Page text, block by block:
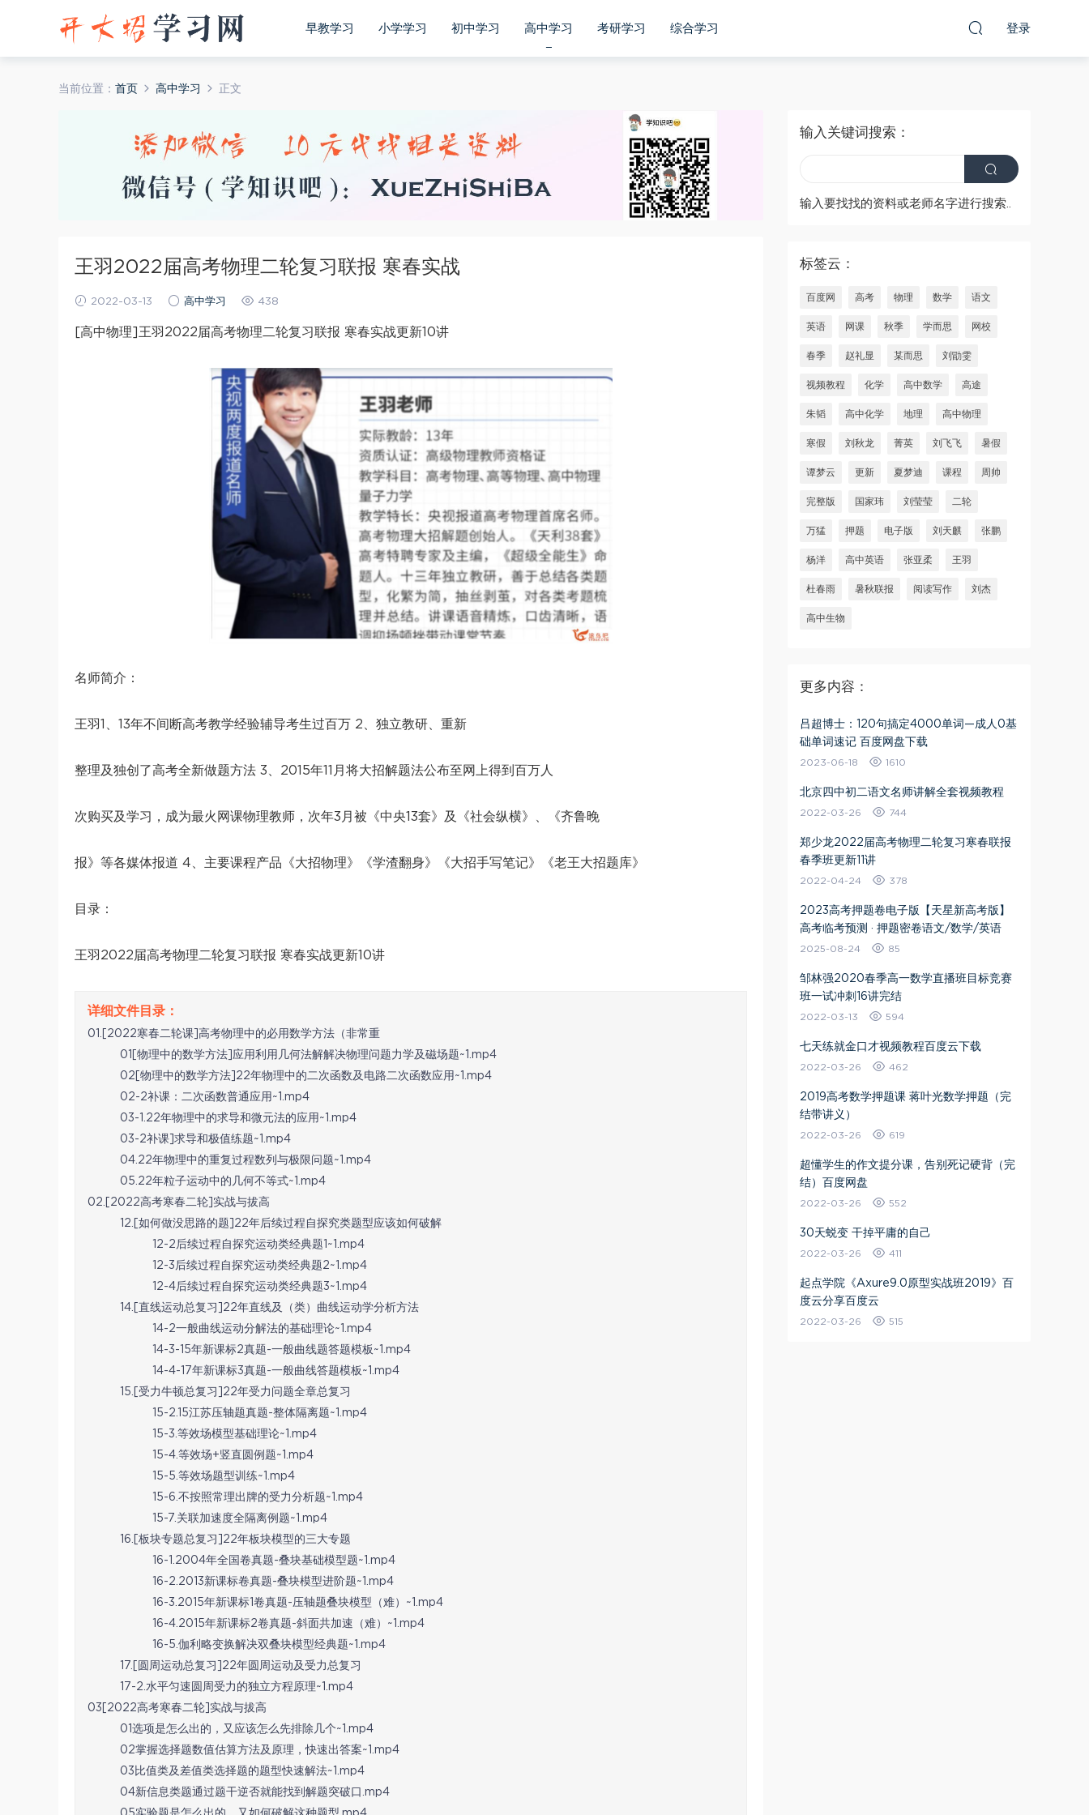
早教学习 小学学习 初中学习 高中学习 考研学习 综合学习 登录
当前位置： 首页 高中学习 正文
王羽2022届高考物理二轮复习联报 寒春实战
2022-03-13 高中学习 438
[高中物理]王羽2022届高考物理二轮复习联报 寒春实战更新10讲
名师简介：
王羽1、13年不间断高考教学经验辅导考生过百万 2、独立教研、重新
整理及独创了高考全新做题方法 3、2015年11月将大招解题法公布至网上得到百万人
次购买及学习，成为最火网课物理教师，次年3月被《中央13套》及《社会纵横》、《齐鲁晚
报》等各媒体报道 4、主要课程产品《大招物理》《学渣翻身》《大招手写笔记》《老王大招题库》
目录：
王羽2022届高考物理二轮复习联报 寒春实战更新10讲
01.[2022寒春二轮课]高考物理中的必用数学方法（非常重
01[物理中的数学方法]应用利用几何法解解决物理问题力学及磁场题~1.mp4
02[物理中的数学方法]22年物理中的二次函数及电路二次函数应用~1.mp4
02-2补课：二次函数普通应用~1.mp4
03-1.22年物理中的求导和微元法的应用~1.mp4
03-2补课]求导和极值练题~1.mp4
04.22年物理中的重复过程数列与极限问题~1.mp4
05.22年粒子运动中的几何不等式~1.mp4
02.[2022高考寒春二轮]实战与拔高
12.[如何做没思路的题]22年后续过程自探究类题型应该如何破解
12-2后续过程自探究运动类经典题1~1.mp4
12-3后续过程自探究运动类经典题2~1.mp4
12-4后续过程自探究运动类经典题3~1.mp4
14.[直线运动总复习]22年直线及（类）曲线运动学分析方法
14-2一般曲线运动分解法的基础理论~1.mp4
14-3-15年新课标2真题-一般曲线题答题模板~1.mp4
14-4-17年新课标3真题-一般曲线答题模板~1.mp4
15.[受力牛顿总复习]22年受力问题全章总复习
15-2.15江苏压轴题真题-整体隔离题~1.mp4
15-3.等效场模型基础理论~1.mp4
15-4.等效场+竖直圆例题~1.mp4
15-5.等效场题型训练~1.mp4
15-6.不按照常理出牌的受力分析题~1.mp4
15-7.关联加速度全隔离例题~1.mp4
16.[板块专题总复习]22年板块模型的三大专题
16-1.2004年全国卷真题-叠块基础模型题~1.mp4
16-2.2013新课标卷真题-叠块模型进阶题~1.mp4
16-3.2015年新课标1卷真题-压轴题叠块模型（难）~1.mp4
16-4.2015年新课标2卷真题-斜面共加速（难）~1.mp4
16-5.伽利略变换解决双叠块模型经典题~1.mp4
17.[圆周运动总复习]22年圆周运动及受力总复习
17-2.水平匀速圆周受力的独立方程原理~1.mp4
03[2022高考寒春二轮]实战与拔高
01选项是怎么出的，又应该怎么先排除几个~1.mp4
02掌握选择题数值估算方法及原理，快速出答案~1.mp4
03比值类及差值类选择题的题型快速解法~1.mp4
04新信息类题通过题干逆否就能找到解题突破口.mp4
输入关键词搜索：
输入要找找的资料或老师名字进行搜索..
标签云：
百度网 高考 物理 数学 语文
英语 网课 秋季 学而思 网校
春季 赵礼显 某而思 刘勖雯
视频教程 化学 高中数学 高途
朱韬 高中化学 地理 高中物理
寒假 刘秋龙 菁英 刘飞飞 暑假
谭梦云 更新 夏梦迪 课程 周帅
完整版 国家玮 刘莹莹 二轮
万猛 押题 电子版 刘天麒 张鹏
杨洋 高中英语 张亚柔 王羽
杜春雨 暑秋联报 阅读写作 刘杰
高中生物
更多内容：
吕超博士：120句搞定4000单词—成人0基
础单词速记 百度网盘下载
2023-06-18 1610
北京四中初二语文名师讲解全套视频教程
2022-03-26 744
郑少龙2022届高考物理二轮复习寒春联报
春季班更新11讲
2022-04-24 378
2023高考押题卷电子版【天星新高考版】
高考临考预测 · 押题密卷语文/数学/英语
2025-08-24 85
邹林强2020春季高一数学直播班目标竞赛
班一试冲刺16讲完结
2022-03-13 594
七天练就金口才视频教程百度云下载
2022-03-26 462
2019高考数学押题课 蒋叶光数学押题（完
结带讲义）
2022-03-26 619
超懂学生的作文提分课，告别死记硬背（完
结）百度网盘
2022-03-26 552
30天蜕变 干掉平庸的自己
2022-03-26 411
起点学院《Axure9.0原型实战班2019》百
度云分享百度云
2022-03-26 515